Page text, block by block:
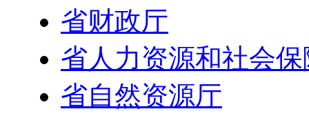
省财政厅
省人力资源和社会
省自然资源厅